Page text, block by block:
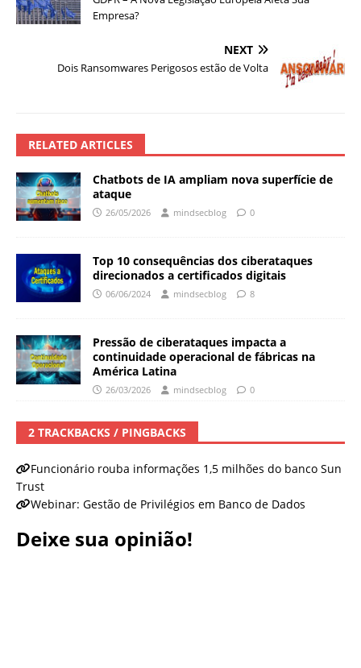
Empresa?
NEXT
Dois Ransomwares Perigosos estão de Volta
RELATED ARTICLES
Chatbots de IA ampliam nova superfície de
ataque
26/05/2026 mindsecblog 0
Top 10 consequências dos ciberataques
direcionados a certificados digitais
06/06/2024 mindsecblog 8
Pressão de ciberataques impacta a
continuidade operacional de fábricas na
América Latina
26/03/2026 mindsecblog 0
2 TRACKBACKS / PINGBACKS
Funcionário rouba informações 1,5 milhões do banco Sun
Trust
Webinar: Gestão de Privilégios em Banco de Dados
Deixe sua opinião!